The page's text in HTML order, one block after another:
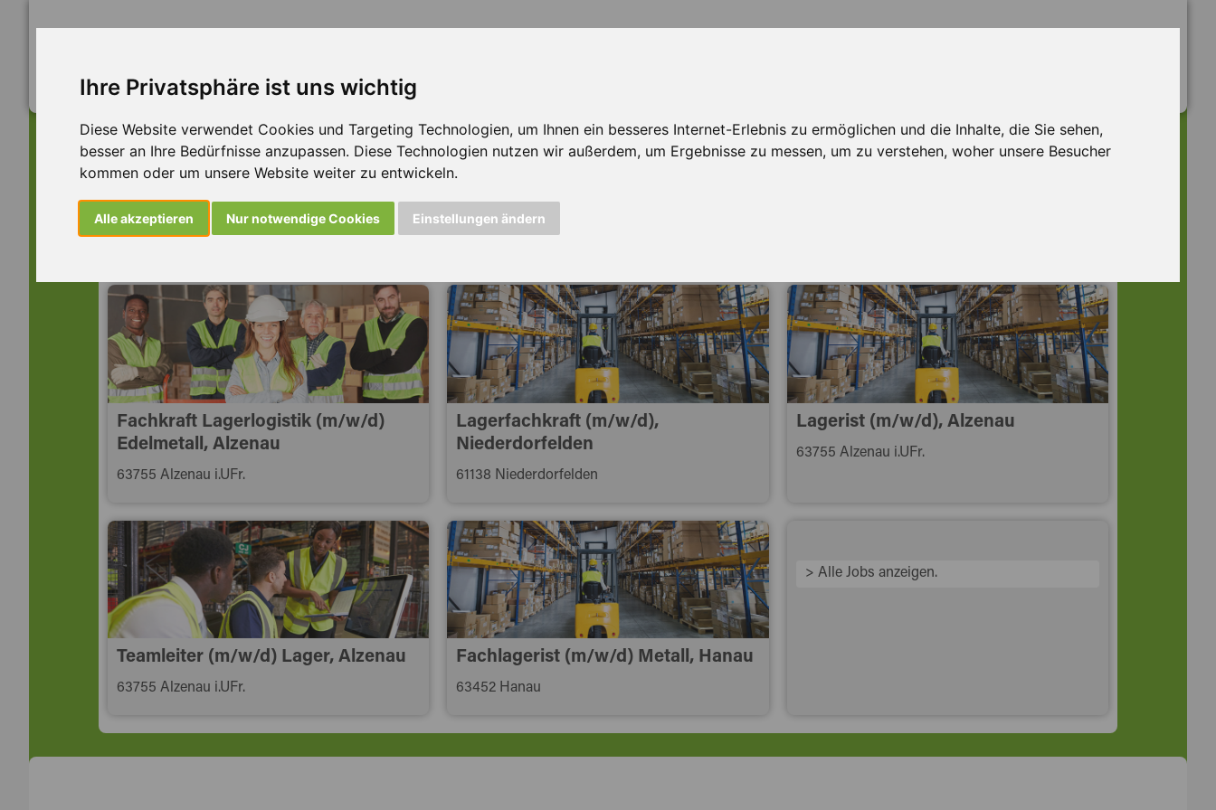
Ihre Privatsphäre ist uns wichtig
Diese Website verwendet Cookies und Targeting Technologien, um Ihnen ein besseres Internet-Erlebnis zu ermöglichen und die Inhalte, die Sie sehen,
besser an Ihre Bedürfnisse anzupassen. Diese Technologien nutzen wir außerdem, um Ergebnisse zu messen, um zu verstehen, woher unsere Besucher
kommen oder um unsere Website weiter zu entwickeln.
Alle akzeptieren Nur notwendige Cookies Einstellungen ändern
Dieser Job ist leider nicht mehr verfügbar ...
... aber vielleicht ist hier etwas dabei:
Fachkraft Lagerlogistik (m/w/d)
Edelmetall, Alzenau
63755 Alzenau i.UFr.
Lagerfachkraft (m/w/d),
Niederdorfelden
61138 Niederdorfelden
Lagerist (m/w/d), Alzenau
63755 Alzenau i.UFr.
Teamleiter (m/w/d) Lager, Alzenau
63755 Alzenau i.UFr.
Fachlagerist (m/w/d) Metall, Hanau
63452 Hanau
> Alle Jobs anzeigen.